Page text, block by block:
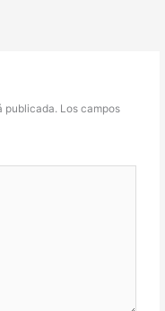
publicada. Los campos